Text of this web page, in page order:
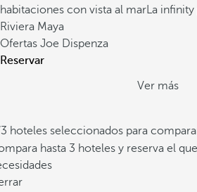
habitaciones con vista al marLa
Riviera Maya
Ofertas Joe Dispenza
Reservar
Ver más
hoteles seleccionados para
hasta 3 hoteles y reserva el